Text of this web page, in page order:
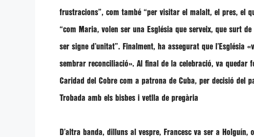
frustracions”, com també “per visitar el malalt, el pres, el
“com Maria, volen ser una Església que serveix, que surt
ser signe d’unitat”. Finalment, ha assegurat que l’Església
sembrar reconciliació». Al final de la celebració, va quedar
Caridad del Cobre com a patrona de Cuba, per decisió del
Trobada amb els bisbes i vetlla de pregària
D’altra banda, dilluns al vespre, Francesc va ser a Holguín,